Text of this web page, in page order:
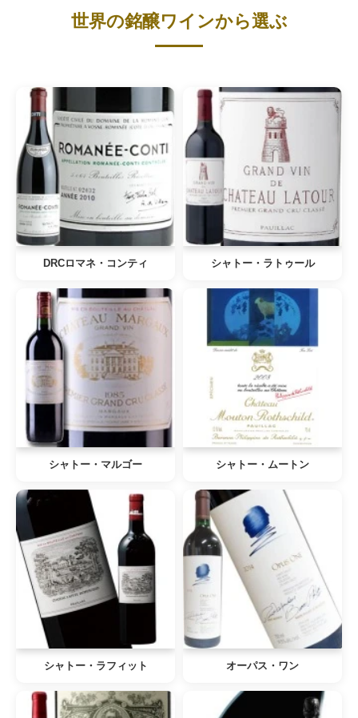
世界の銘醸ワインから選ぶ
DRCロマネ・コンティ シャトー・ラトゥール
シャトー・マルゴー シャトー・ムートン
シャトー・ラフィット オーパス・ワン